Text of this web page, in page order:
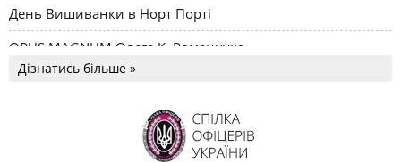
День Вишиванки в Норт Порті
OPUS MAGNUM Олега К. Романчука
Дізнатись більше »